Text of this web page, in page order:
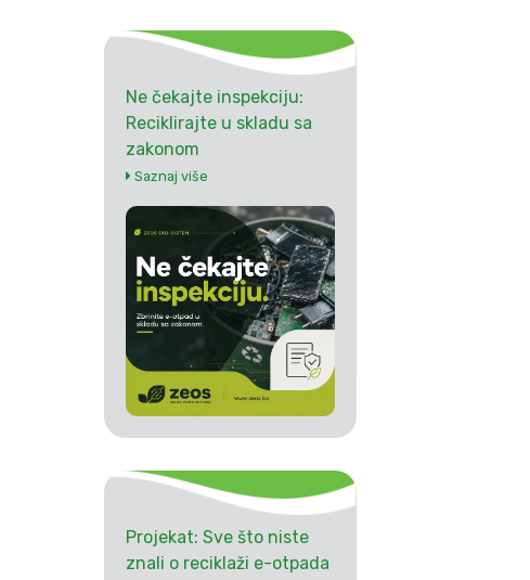
Ne čekajte inspekciju:
Reciklirajte u skladu sa
zakonom
Saznaj više
Projekat: Sve što niste
znali o reciklaži e-otpada